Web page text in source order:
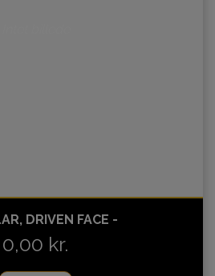
DRIVEN FACE -
0,00 kr.